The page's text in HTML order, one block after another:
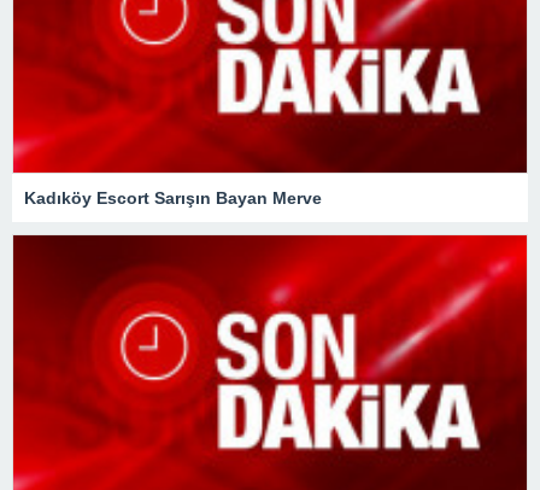
Kadıköy Escort Sarışın Bayan Merve